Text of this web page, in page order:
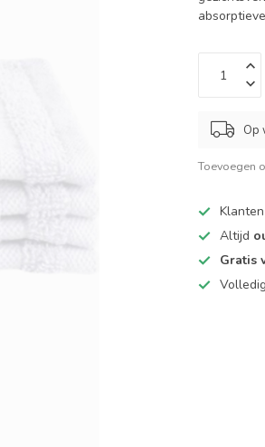
Op
Toevoegen
Altijd
Gratis
Volledig